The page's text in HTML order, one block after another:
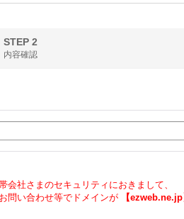
STEP 2
内容確認
会社さまのセキュリティにおきまして、
問い合わせ等でドメインが
【ezweb.ne.jp